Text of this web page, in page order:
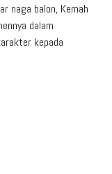
naga balon, Kemah
dalam
kepada